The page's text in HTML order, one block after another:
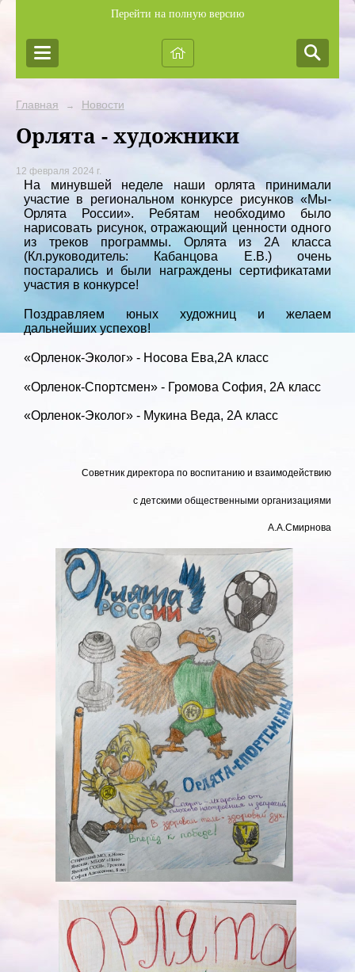
Перейти на полную версию
Главная → Новости
Орлята - художники
12 февраля 2024 г.
На минувшей неделе наши орлята принимали
участие в региональном конкурсе рисунков «Мы-
Орлята России». Ребятам необходимо было
нарисовать рисунок, отражающий ценности одного
из треков программы. Орлята из 2А класса
(Кл.руководитель: Кабанцова Е.В.) очень
постарались и были награждены сертификатами
участия в конкурсе!
Поздравляем юных художниц и желаем
дальнейших успехов!
«Орленок-Эколог» - Носова Ева,2А класс
«Орленок-Спортсмен» - Громова София, 2А класс
«Орленок-Эколог» - Мукина Веда, 2А класс
Советник директора по воспитанию и взаимодействию
с детскими общественными организациями
А.А.Смирнова